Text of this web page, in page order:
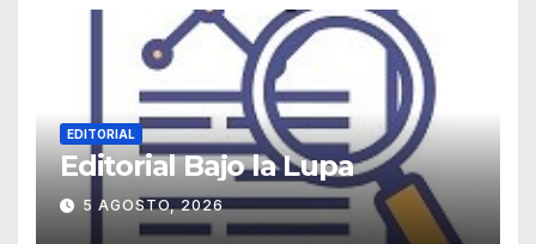
EDITORIAL
Editorial Bajo la Lupa
5 AGOSTO, 2026